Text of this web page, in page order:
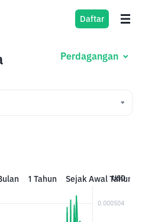
Daftar
Perdagangan
1 Tahun Sejak Awal Tahun
USD